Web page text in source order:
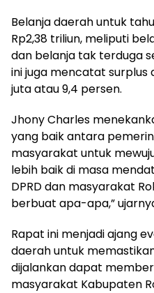
Belanja daerah untuk
Rp2,38 triliun, meliputi
dan belanja tak terduga
ini juga mencatat surplus
juta atau 9,4 persen.
Jhony Charles
yang baik antara
masyarakat untuk
lebih baik di masa
DPRD dan masyarakat
berbuat apa-apa,”
Rapat ini menjadi ajang
daerah untuk
dijalankan dapat
masyarakat Kabupaten